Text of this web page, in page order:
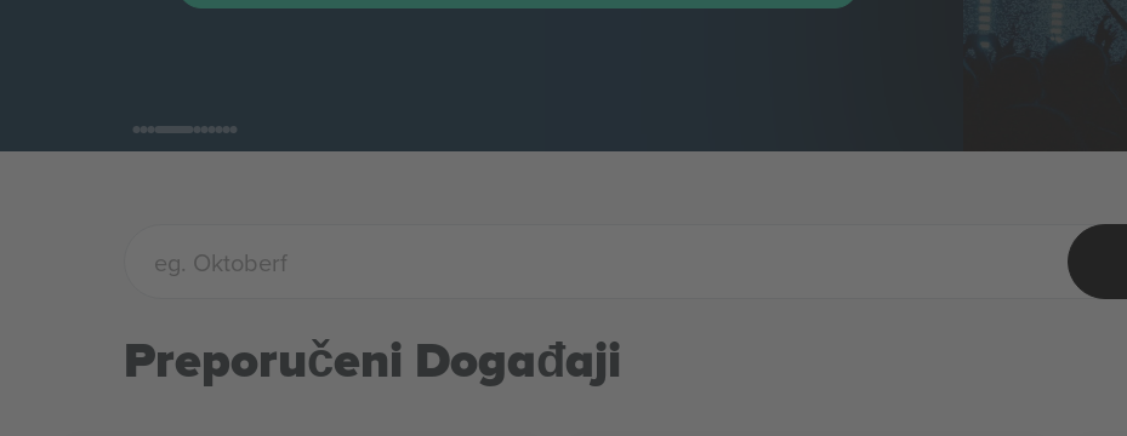
Preporučeni Događaji